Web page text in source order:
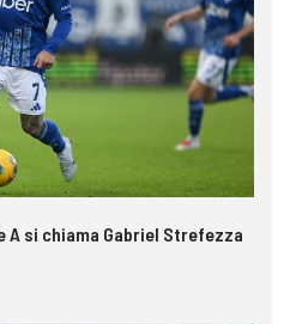
A si chiama Gabriel Strefezza